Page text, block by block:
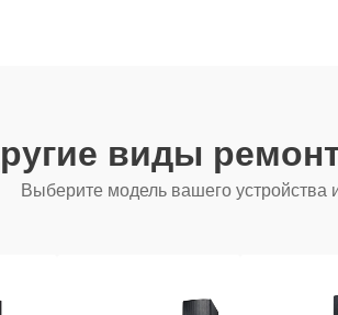
виды
Выберите модель вашего устройства